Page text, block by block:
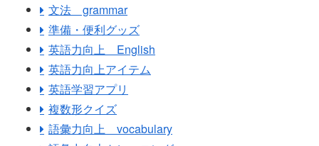
文法 grammar
準備・便利グッズ
英語力向上 English
英語力向上アイテム
英語学習アプリ
複数形クイズ
語彙力向上 vocabulary